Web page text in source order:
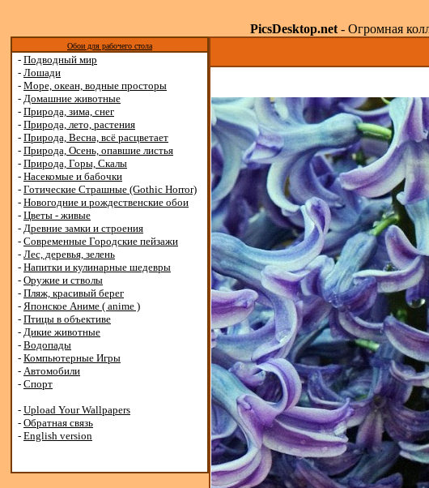
PicsDesktop.net- Огромная
Обои для рабочего стола
- Подводный мир
- Лошади
- Море, океан, водные просторы
- Домашние животные
- Природа, зима, снег
- Природа, лето, растения
- Природа, Весна, всё расцветает
- Природа, Осень, опавшие листья
- Природа, Горы, Скалы
- Насекомые и бабочки
- Готические Страшные (Gothic Horror)
- Новогодние и рождественские обои
- Цветы - живые
- Древние замки и строения
- Современные Городские пейзажи
- Лес, деревья, зелень
- Напитки и кулинарные шедевры
- Оружие и стволы
- Пляж, красивый берег
- Японское Аниме ( anime )
- Птицы в объективе
- Дикие животные
- Водопады
- Компьютерные Игры
- Автомобили
- Спорт
- Upload Your Wallpapers
- Обратная связь
- English version